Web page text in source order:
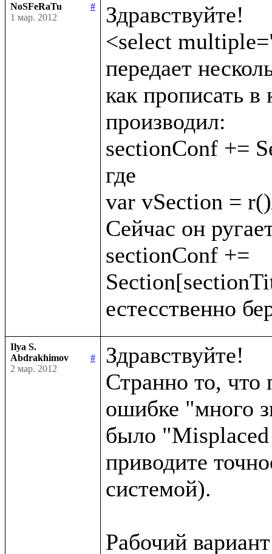
NoSFeRaTu
#
1 мар. 2012
Здравствуйте!
<select
передает
как прописать
производил:
sectionConf +=
где
var vSection =
Сейчас он
sectionConf +=
Ilya S.
Abdrakhimov
#
2 мар. 2012
Здравствуйте!
Странно то, что
ошибке "много
было
приводите
системой).